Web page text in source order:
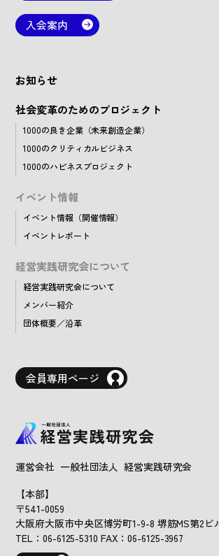
入会案内
お知らせ
社会変革のためのプロジェクト
1000の良き企業（未来創造企業）
1000のクリティカルビジネス
1000のハピネスプロジェクト
イベント情報
イベント情報（開催情報）
イベントレポート
経営実践研究会について
経営実践研究会について
メンバー紹介
団体概要／沿革
会員専用ページ
運営会社 一般社団法人 経営実践研究会
【本部】
〒541-0059
大阪府大阪市中央区博労町1-9-8 堺筋MS第2ビ
TEL：06-6125-5310 FAX：06-6125-3967